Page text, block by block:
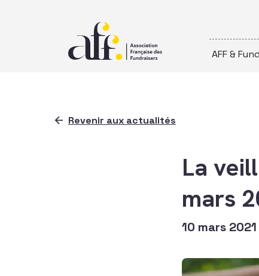
AFF &
Revenir aux actualités
La
mars
10 mars 2021